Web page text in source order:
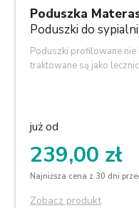
Poduszka
Poduszki do sypialni
Poduszki profilowane
traktowane są jako
podczas snu i budzimy
już od
239,00 zł
Najniższa cena z 30 dni
Zobacz produkt